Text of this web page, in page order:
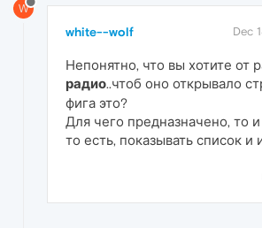
W
white--wolf Dec
Непонятно, что вы хотите от
радио..чтоб оно открывало
фига это?
Для чего предназначено, то
то есть, показывать список и